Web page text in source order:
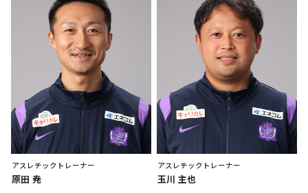
アスレチックトレーナー
原田 尭
アスレチックトレーナー
玉川 主也